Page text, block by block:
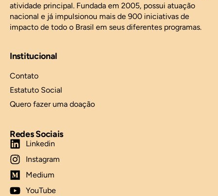
atividade principal. Fundada em 2005, possui atuação
nacional e já impulsionou mais de 900 iniciativas de
impacto de todo o Brasil em seus diferentes programas.
Institucional
Contato
Estatuto Social
Quero fazer uma doação
Redes Sociais
Linkedin
Instagram
Medium
YouTube